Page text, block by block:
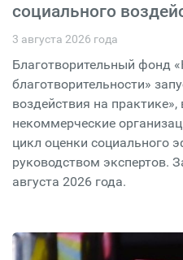
социального
3 августа 2026 года
Благотворительный фонд
благотворительности»
воздействия на
некоммерческие
цикл оценки социального
руководством экспертов.
августа 2026 года.